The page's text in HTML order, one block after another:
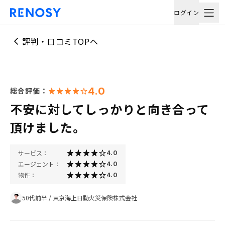
ログイン
評判・口コミTOPへ
総合評価： 4.0
不安に対してしっかりと向き合って
頂けました。
サービス： 4.0
エージェント： 4.0
物件： 4.0
50代前半 / 東京海上日動火災保険株式会社